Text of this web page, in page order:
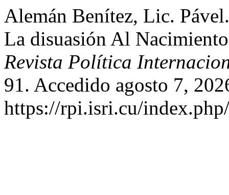
Alemán Benítez, Lic.
La disuasión Al
Revista Política
91. Accedido agosto 7,
https://rpi.isri.cu/